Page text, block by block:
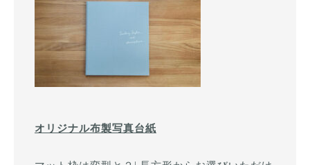
オリジナル布製写真台紙